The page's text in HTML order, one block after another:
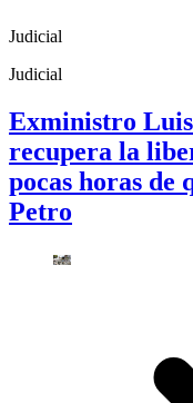
Judicial
Judicial
Exministro
recupera la
pocas horas de
Petro